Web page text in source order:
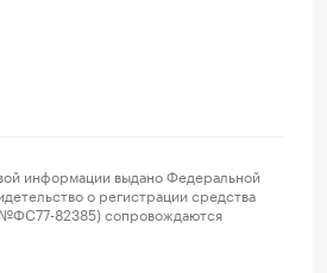
информации выдано Федеральной
о регистрации средства
№ФС77-82385) сопровождаются